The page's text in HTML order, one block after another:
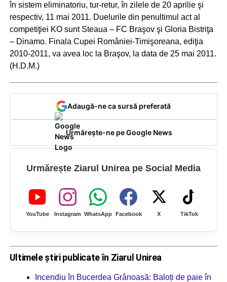
în sistem eliminatoriu, tur-retur, în zilele de 20 aprilie şi
respectiv, 11 mai 2011. Duelurile din penultimul act al
competiţiei KO sunt Steaua – FC Braşov şi Gloria Bistriţa
– Dinamo. Finala Cupei României-Timişoreana, ediţia
2010-2011, va avea loc la Braşov, la data de 25 mai 2011.
(H.D.M.)
Adaugă-ne ca sursă preferată
Urmărește-ne pe Google News
Urmărește Ziarul Unirea pe Social Media
YouTube Instagram WhatsApp Facebook X TikTok
Ultimele știri publicate în Ziarul Unirea
Incendiu în Bucerdea Grânoasă: Baloți de paie în